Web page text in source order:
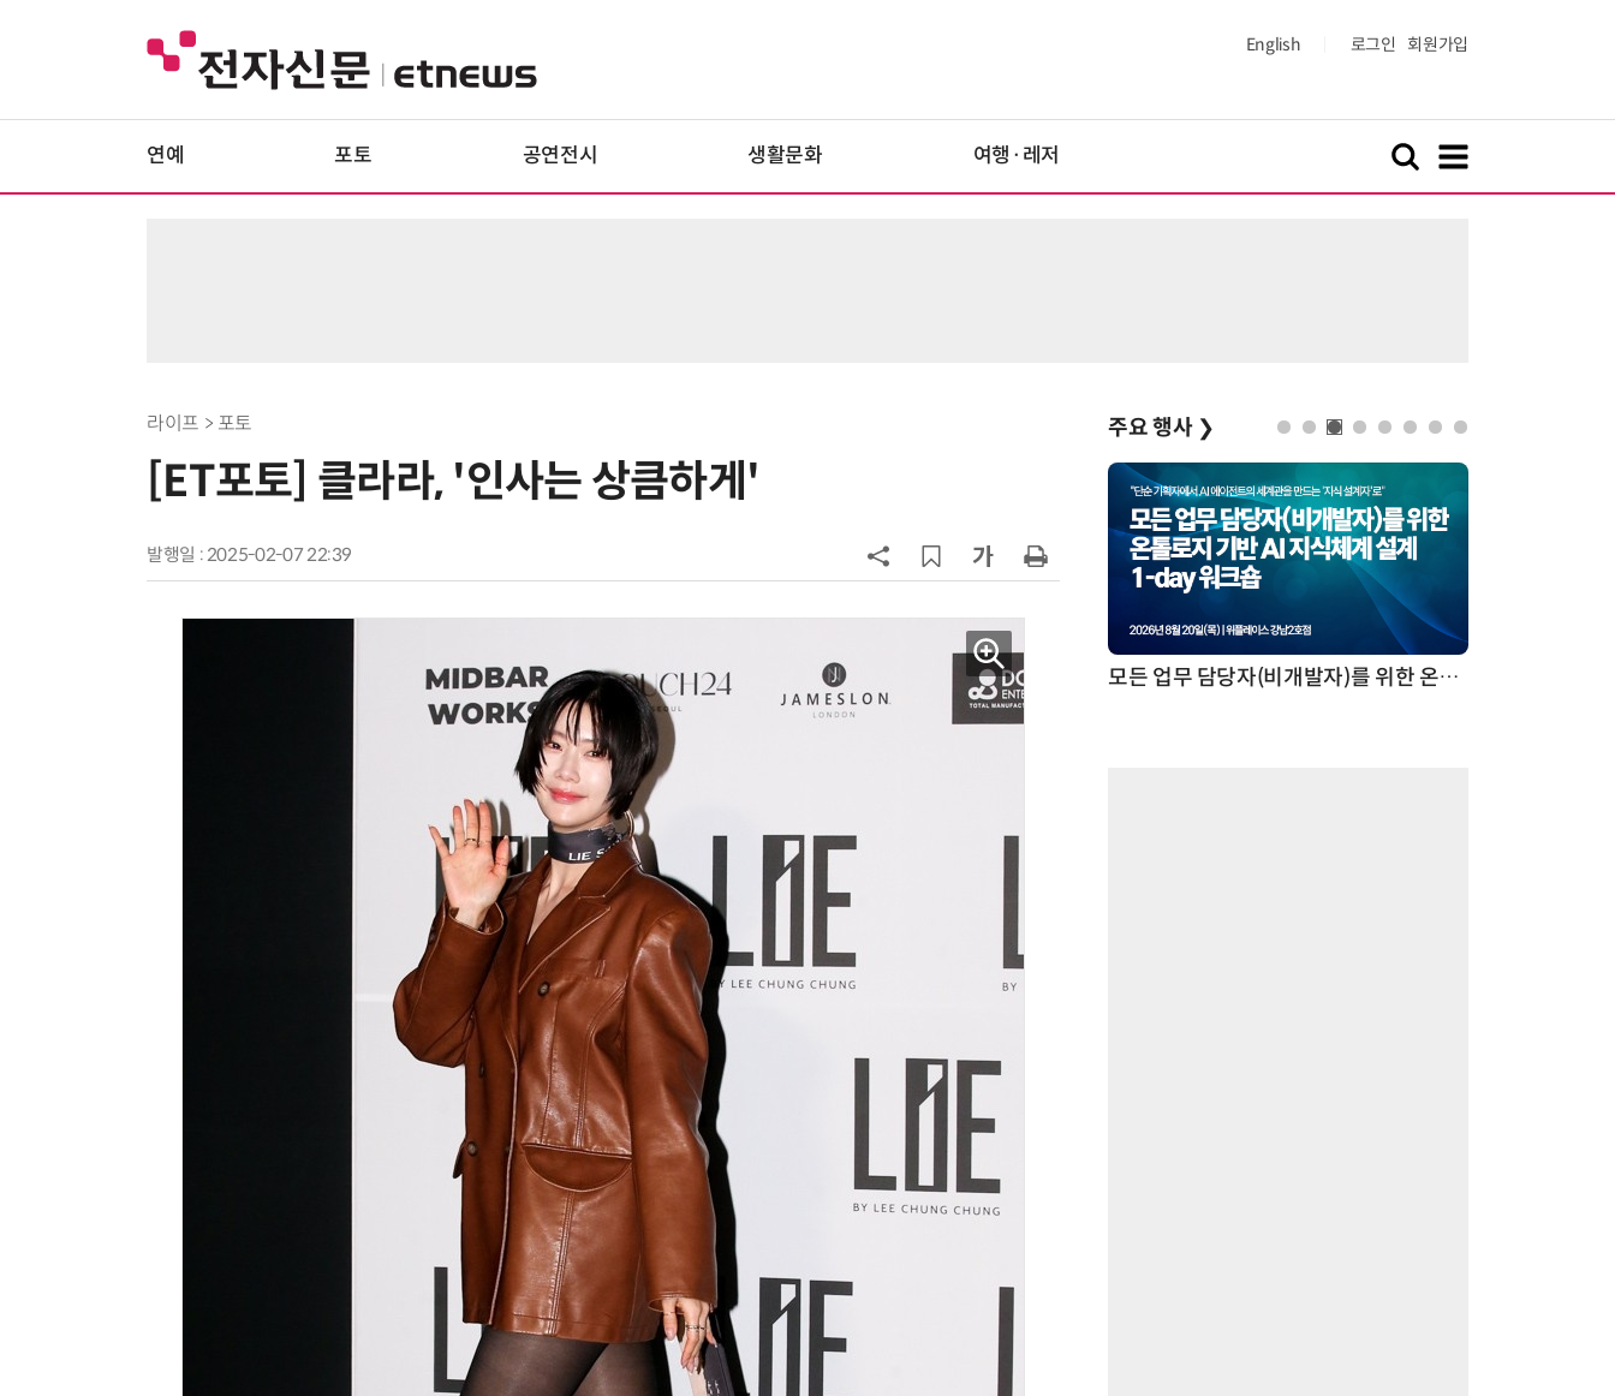
English 로그인 회원가입
연예 포토 공연전시 생활문화 여행·레저
라이프 > 포토
[ET포토] 클라라, '인사는 상큼하게'
발행일 : 2025-02-07 22:39
주요 행사 ❯
업무 자동화 위한 AI ‘세컨드 브레인’ 만들기 1-day 워크숍 - LLM Wiki 기반 정리·리서치·보고 자동화 모든 업무 담당자(비개발자)를 위한 온톨로지 기반 AI 지식체계 설계 1-day 워크숍